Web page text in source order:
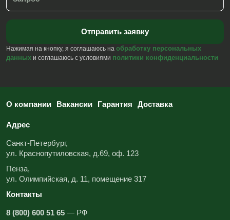
Нажимая на кнопку, я соглашаюсь на обработку персональных
данных и соглашаюсь с условиями политики конфиденциальности
О компании Вакансии Гарантия Доставка
Адрес
Санкт-Петербург,
ул. Краснопутиловская, д.69, оф. 123
Пенза,
ул. Олимпийская, д. 11, помещение 317
Контакты
8 (800) 600 51 65 — РФ